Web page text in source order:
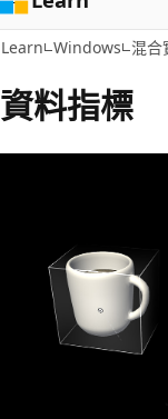
Learn Windows 混合
資料指標